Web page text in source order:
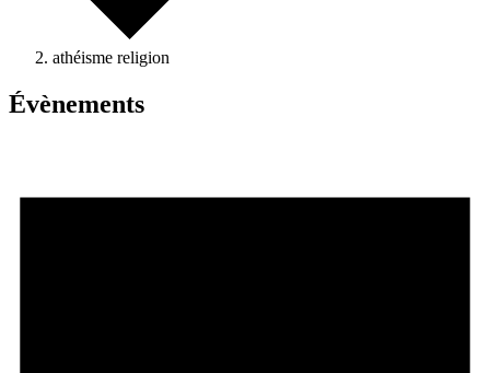
athéisme religion
Évènements